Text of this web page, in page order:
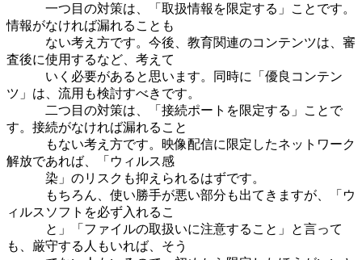
一つ目の対策は、「取扱情報を限定する」ことです。
情報がなければ漏れることも
ない考え方です。今後、教育関連のコンテンツは、審
査後に使用するなど、考えて
いく必要があると思います。同時に「優良コンテン
ツ」は、流用も検討すべきです。
二つ目の対策は、「接続ポートを限定する」ことで
す。接続がなければ漏れること
もない考え方です。映像配信に限定したネットワーク
解放であれば、「ウィルス感
染」のリスクも抑えられるはずです。
もちろん、使い勝手が悪い部分も出てきますが、「ウ
ィルスソフトを必ず入れるこ
と」「ファイルの取扱いに注意すること」と言って
も、厳守する人もいれば、そう